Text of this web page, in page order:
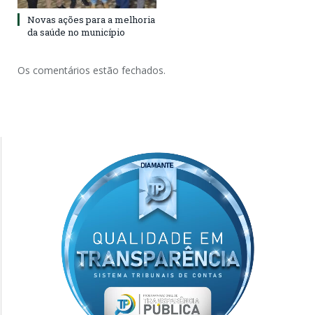
Novas ações para a melhoria
da saúde no município
Os comentários estão fechados.